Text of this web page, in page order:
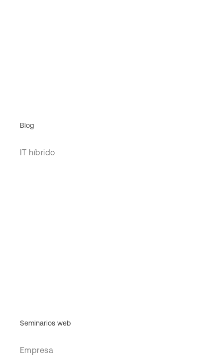
Blog
IT híbrido
Seminarios web
Empresa